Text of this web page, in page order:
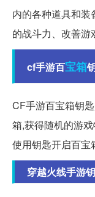
内的各种道具和
的战斗力、改善游
cf手游百宝箱
CF手游百宝箱钥
箱,获得随机的游
使用钥匙开启百宝
穿越火线手游